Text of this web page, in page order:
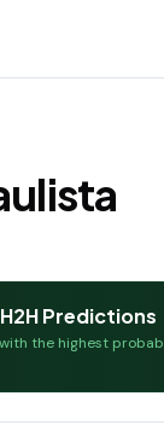
Predictions
the highest